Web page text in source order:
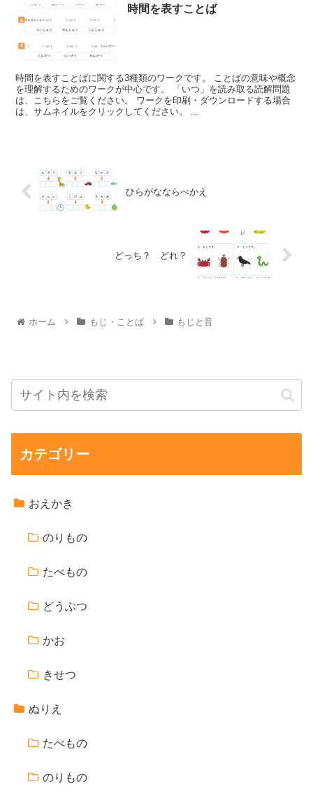
時間を表すことば
時間を表すことばに関する3種類のワークです。 ことばの意味や概念
を理解するためのワークが中心です。 「いつ」を読み取る読解問題
は、こちらをご覧ください。 ワークを印刷・ダウンロードする場合
は、サムネイルをクリックしてください。 ...
ひらがなならべかえ
どっち？ どれ？
ホーム もじ・ことば もじと音
カテゴリー
おえかき
のりもの
たべもの
どうぶつ
かお
きせつ
ぬりえ
たべもの
のりもの